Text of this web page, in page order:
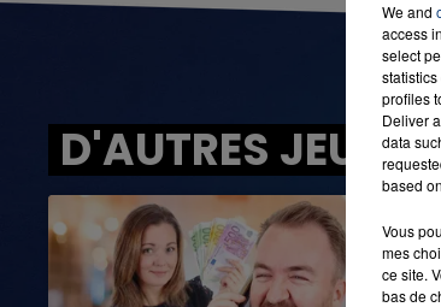
D'AUTRES JEUX
We and
access
select
profiles
Deliver
data
based
Vous
mes
ce site.
bas de